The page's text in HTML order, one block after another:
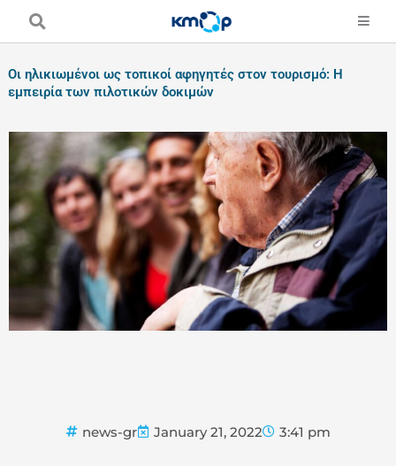
Οι ηλικιωμένοι ως τοπικοί αφηγητές στον τουρισμό: Η
εμπειρία των πιλοτικών δοκιμών
news-gr January 21, 2022 3:41 pm